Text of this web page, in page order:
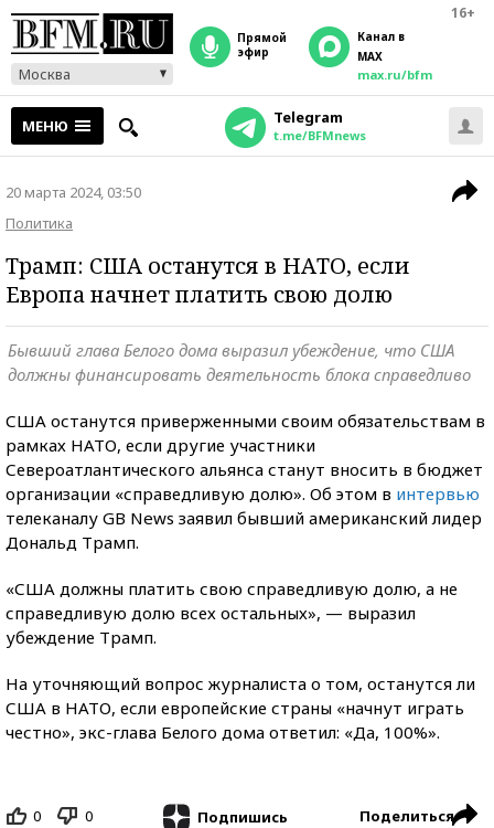
16+
Москва
прямой
эфир
Канал в
MAX
max.ru/bfm
МЕНЮ Telegram
t.me/BFMnews
20 марта 2024, 03:50
Политика
Трамп: США останутся в НАТО, если
Европа начнет платить свою долю
Бывший глава Белого дома выразил убеждение, что США
должны финансировать деятельность блока справедливо
США останутся приверженными своим обязательствам в
рамках НАТО, если другие участники
Североатлантического альянса станут вносить в бюджет
организации «справедливую долю». Об этом в интервью
телеканалу GB News заявил бывший американский лидер
Дональд Трамп.
«США должны платить свою справедливую долю, а не
справедливую долю всех остальных», — выразил
убеждение Трамп.
На уточняющий вопрос журналиста о том, останутся ли
США в НАТО, если европейские страны «начнут играть
честно», экс-глава Белого дома ответил: «Да, 100%».
0 0 Подпишись Поделиться